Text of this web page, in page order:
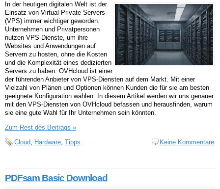
In der heutigen digitalen Welt ist der
Einsatz von Virtual Private Servers
(VPS) immer wichtiger geworden.
Unternehmen und Privatpersonen
nutzen VPS-Dienste, um ihre
Websites und Anwendungen auf
Servern zu hosten, ohne die Kosten
und die Komplexität eines dedizierten
Servers zu haben. OVHcloud ist einer
der führenden Anbieter von VPS-Diensten auf dem Markt. Mit einer
Vielzahl von Plänen und Optionen können Kunden die für sie am besten
geeignete Konfiguration wählen. In diesem Artikel werden wir uns genauer
mit den VPS-Diensten von OVHcloud befassen und herausfinden, warum
sie eine gute Wahl für Ihr Unternehmen sein könnten.
Zum Rest des Beitrags »
Cloud Hardware Tipps Keine Kommentare
PDFsam Basic Download